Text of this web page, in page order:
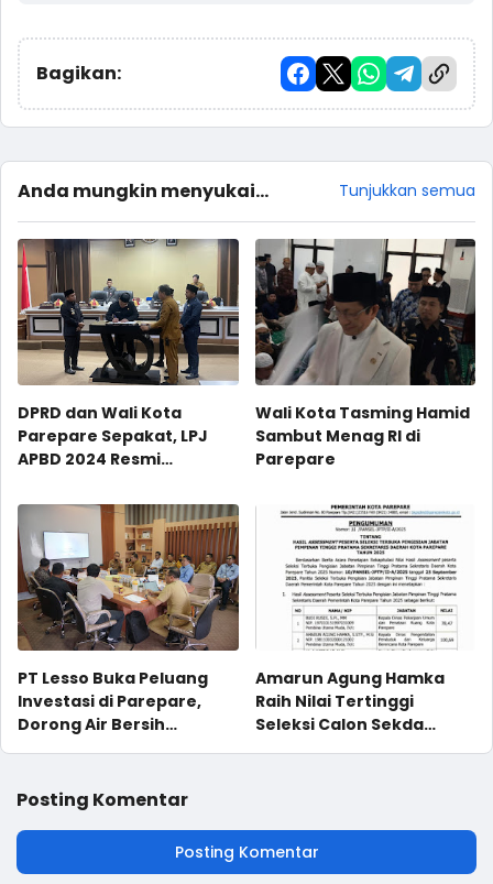
Bagikan:
Anda mungkin menyukai
postingan ini
Tunjukkan semua
DPRD dan Wali Kota
Parepare Sepakat, LPJ
APBD 2024 Resmi
Wali Kota Tasming Hamid
Sambut Menag RI di
Parepare
PT Lesso Buka Peluang
Investasi di Parepare,
Dorong Air Bersih
Langsung Minum
Amarun Agung Hamka
Raih Nilai Tertinggi
Seleksi Calon Sekda
Parepare 2025
Posting Komentar
Posting Komentar